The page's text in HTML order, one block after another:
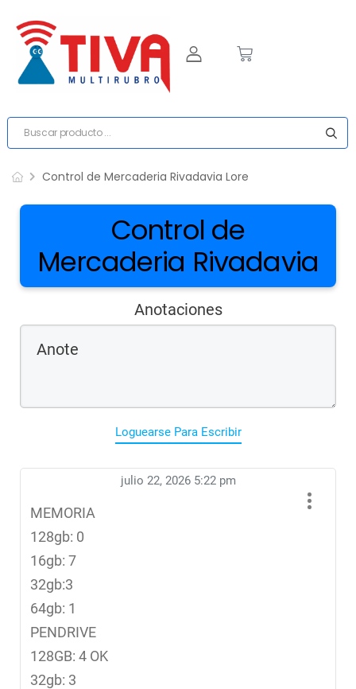
Control de Mercaderia Rivadavia Lore
Control de
Mercaderia Rivadavia
Anotaciones
Loguearse Para Escribir
julio 22, 2026 5:22 pm
MEMORIA
128gb: 0
16gb: 7
32gb:3
64gb: 1
PENDRIVE
128GB: 4 OK
32gb: 3